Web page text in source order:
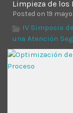
Limpieza de
Posted on 19
IV Simposio
una Atención